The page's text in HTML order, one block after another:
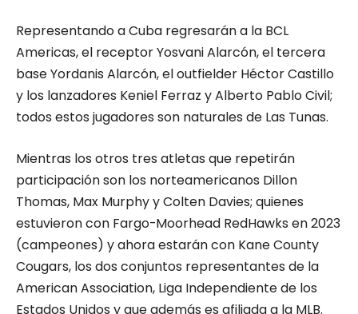
Representando a Cuba regresarán a la BCL
Americas, el receptor Yosvani Alarcón, el tercera
base Yordanis Alarcón, el outfielder Héctor Castillo
y los lanzadores Keniel Ferraz y Alberto Pablo Civil;
todos estos jugadores son naturales de Las Tunas.
Mientras los otros tres atletas que repetirán
participación son los norteamericanos Dillon
Thomas, Max Murphy y Colten Davies; quienes
estuvieron con Fargo-Moorhead RedHawks en 2023
(campeones) y ahora estarán con Kane County
Cougars, los dos conjuntos representantes de la
American Association, Liga Independiente de los
Estados Unidos y que además es afiliada a la MLB.